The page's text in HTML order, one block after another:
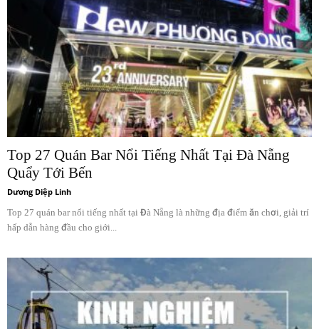
Top 27 Quán Bar Nổi Tiếng Nhất Tại Đà Nẵng
Quẩy Tới Bến
Dương Diệp Linh
Top 27 quán bar nổi tiếng nhất tại Đà Nẵng là những địa điểm ăn chơi, giải trí
hấp dẫn hàng đầu cho giới...